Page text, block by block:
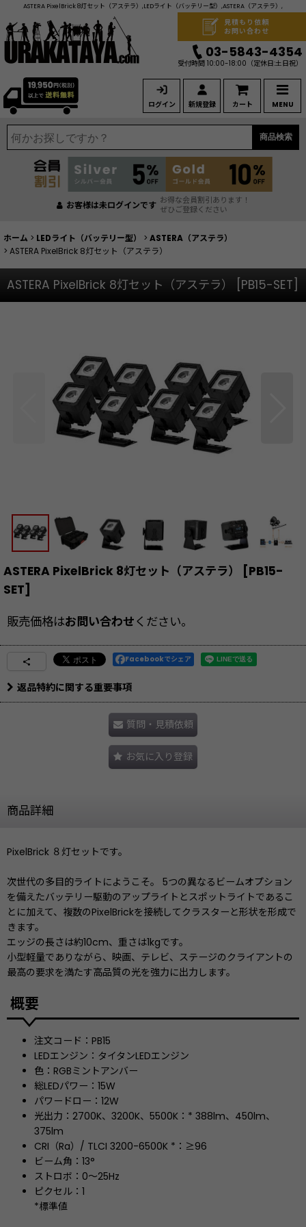
ASTERA PixelBrick 8灯セット（アステラ）,LEDライト（バッテリー型）,ASTERA（アステラ）,
ログイン 新規登録 カート MENU
見積もり依頼
お問い合わせ
03-5843-4354
受付時間 10:00-18:00 （定休日:土日祝）
商品検索
お客様は未ログインです お得な会員割引あります！
ぜひご登録ください
ホーム > LEDライト（バッテリー型） > ASTERA（アステラ）
> ASTERA PixelBrick 8灯セット（アステラ）
ASTERA PixelBrick 8灯セット（アステラ） PB15-SET
ASTERA PixelBrick 8灯セット（アステラ） [PB15-
SET]
販売価格はお問い合わせください。
Facebookでシェア
返品特約に関する重要事項
質問・見積依頼
お気に入り登録
商品詳細
PixelBrick ８灯セットです。
次世代の多目的ライトにようこそ。 5つの異なるビームオプション
を備えたバッテリー駆動のアップライトとスポットライトであるこ
とに加えて、複数のPixelBrickを接続してクラスターと形状を形成で
きます。
エッジの長さは約10cm、重さは1kgです。
小型軽量でありながら、映画、テレビ、ステージのクライアントの
最高の要求を満たす高品質の光を強力に出力します。
概要
注文コード：PB15
LEDエンジン：タイタンLEDエンジン
色：RGBミントアンバー
総LEDパワー：15W
パワードロー：12W
光出力：2700K、3200K、5500K：* 388lm、450lm、
375lm
CRI（Ra）/ TLCI 3200-6500K *：≥96
ビーム角：13°
ストロボ：0〜25Hz
ピクセル：1
*標準値